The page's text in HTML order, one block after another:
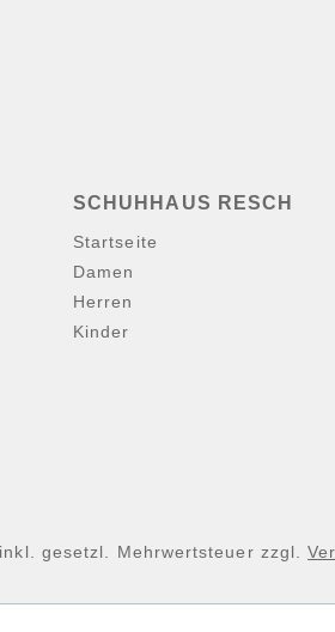
SCHUHHAUS RESCH
Startseite
Damen
Herren
Kinder
gesetzl. Mehrwertsteuer zzgl.